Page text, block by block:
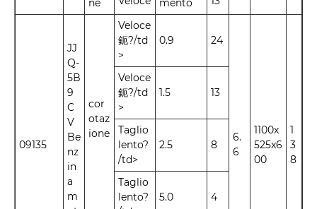
ne
mento
09135
JJ
Q-
5B
9
C
V
Be
nz
in
a
m
cor
otaz
ione
Veloce
鈪?/td
>
0.9 24
6.
6
1100x
525x6
00
1
3
8
Veloce
鈪?/td
>
1.5 13
Taglio
lento?
/td>
2.5 8
Taglio
lento?
5.0 4